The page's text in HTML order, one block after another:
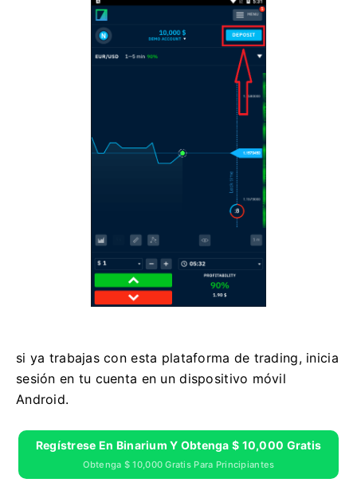
si ya trabajas con esta plataforma de trading, inicia
sesión en tu cuenta en un dispositivo móvil
Android.
Regístrese En Binarium Y Obtenga $ 10,000 Gratis
Obtenga $ 10,000 Gratis Para Principiantes